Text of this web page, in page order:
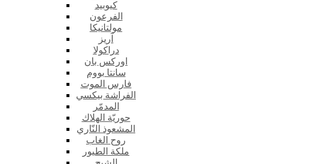
كيوبيد
الفرعون
مولتانيكا
آريز
دراكولا
اوركس بان
سانتا بووم
فارس الموت
الفراشة بيكسي
المدمّر
حوريّة الهلاك
المشعوذ النّاري
روح الغاب
ملكة الطيور